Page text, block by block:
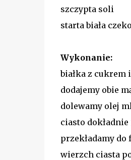
szczypta soli
starta biała
Wykonanie:
białka z cukrem
dodajemy obie
dolewamy olej
ciasto
przekładamy do
wierzch ciasta